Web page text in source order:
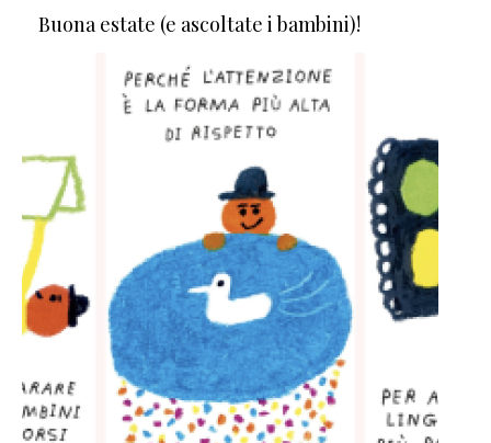
Buona estate (e ascoltate i bambini)!